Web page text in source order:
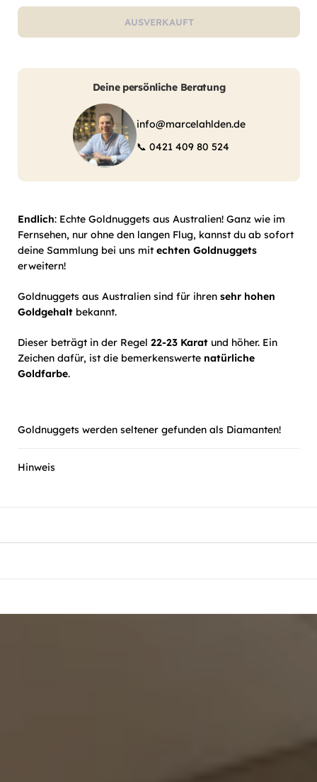
AUSVERKAUFT
Deine persönliche Beratung
info@marcelahlden.de
📞 0421 409 80 524
Endlich: Echte Goldnuggets aus Australien! Ganz wie im
Fernsehen, nur ohne den langen Flug, kannst du ab sofort
deine Sammlung bei uns mit echten Goldnuggets
erweitern!
Goldnuggets aus Australien sind für ihren sehr hohen
Goldgehalt bekannt.
Dieser beträgt in der Regel 22-23 Karat und höher. Ein
Zeichen dafür, ist die bemerkenswerte natürliche
Goldfarbe.
Goldnuggets werden seltener gefunden als Diamanten!
Hinweis